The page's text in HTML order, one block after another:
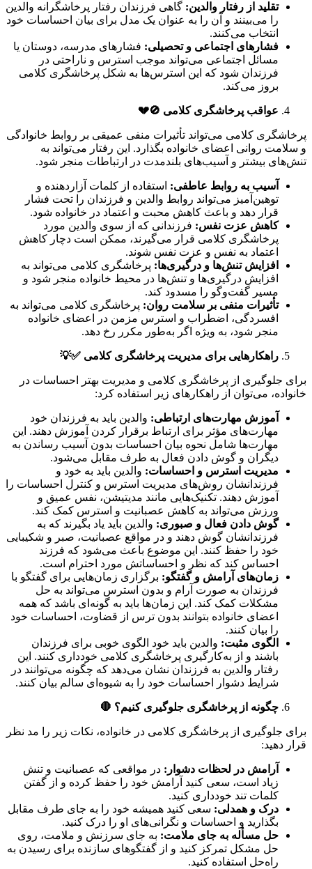
تقلید از رفتار والدین: گاهی فرزندان رفتار پرخاشگرانه والدین
را می‌بینند و آن را به عنوان یک مدل برای بیان احساسات خود
انتخاب می‌کنند.
فشارهای اجتماعی و تحصیلی: فشارهای مدرسه، دوستان یا
مسائل اجتماعی می‌تواند موجب استرس و ناراحتی در
فرزندان شود که این استرس‌ها به شکل پرخاشگری کلامی
بروز می‌کند.
عواقب پرخاشگری کلامی 🚫💔
پرخاشگری کلامی می‌تواند تأثیرات منفی عمیقی بر روابط خانوادگی
و سلامت روانی اعضای خانواده بگذارد. این رفتار می‌تواند به
تنش‌های بیشتر و آسیب‌های بلندمدت در ارتباطات منجر شود.
آسیب به روابط عاطفی: استفاده از کلمات آزاردهنده و
توهین‌آمیز می‌تواند روابط والدین و فرزندان را تحت فشار
قرار دهد و باعث کاهش محبت و اعتماد در خانواده شود.
کاهش عزت نفس: فرزندانی که از سوی والدین مورد
پرخاشگری کلامی قرار می‌گیرند، ممکن است دچار کاهش
اعتماد به نفس و عزت نفس شوند.
افزایش تنش‌ها و درگیری‌ها: پرخاشگری کلامی می‌تواند به
افزایش درگیری‌ها و تنش‌ها در محیط خانواده منجر شود و
مسیر گفت‌وگو را مسدود کند.
تأثیرات منفی بر سلامت روان: پرخاشگری کلامی می‌تواند به
افسردگی، اضطراب و استرس مزمن در اعضای خانواده
منجر شود، به ویژه اگر به‌طور مکرر رخ دهد.
راهکارهایی برای مدیریت پرخاشگری کلامی ✅💡
برای جلوگیری از پرخاشگری کلامی و مدیریت بهتر احساسات در
خانواده، می‌توان از راهکارهای زیر استفاده کرد:
آموزش مهارت‌های ارتباطی: والدین باید به فرزندان خود
مهارت‌های مؤثر برای ارتباط برقرار کردن آموزش دهند. این
مهارت‌ها شامل نحوه بیان احساسات بدون آسیب رساندن به
دیگران و گوش دادن فعال به طرف مقابل می‌شود.
مدیریت استرس و احساسات: والدین باید به خود و
فرزندانشان روش‌های مدیریت استرس و کنترل احساسات را
آموزش دهند. تکنیک‌هایی مانند مدیتیشن، نفس عمیق و
ورزش می‌تواند به کاهش عصبانیت و استرس کمک کند.
گوش دادن فعال و صبوری: والدین باید یاد بگیرند که به
فرزندانشان گوش دهند و در مواقع عصبانیت، صبر و شکیبایی
خود را حفظ کنند. این موضوع باعث می‌شود که فرزند
احساس کند که نظر و احساساتش مورد احترام است.
زمان‌های آرامش و گفتگو: برگزاری زمان‌هایی برای گفتگو با
فرزندان به صورت آرام و بدون استرس می‌تواند به حل
مشکلات کمک کند. این زمان‌ها باید به گونه‌ای باشد که همه
اعضای خانواده بتوانند بدون ترس از قضاوت، احساسات خود
را بیان کنند.
الگوی مثبت: والدین باید خود الگوی خوبی برای فرزندان
باشند و از به‌کارگیری پرخاشگری کلامی خودداری کنند. این
رفتار والدین به فرزندان نشان می‌دهد که چگونه می‌توانند در
شرایط دشوار احساسات خود را به شیوه‌ای سالم بیان کنند.
چگونه از پرخاشگری جلوگیری کنیم؟ 🛑
برای جلوگیری از پرخاشگری کلامی در خانواده، نکات زیر را مد نظر
قرار دهید:
آرامش در لحظات دشوار : در مواقعی که عصبانیت و تنش
زیاد است، سعی کنید آرامش خود را حفظ کرده و از گفتن
کلمات تند خودداری کنید.
درک و همدلی: سعی کنید همیشه خود را به جای طرف مقابل
بگذارید و احساسات و نگرانی‌های او را درک کنید.
حل مسأله به جای ملامت: به جای سرزنش و ملامت، روی
حل مشکل تمرکز کنید و از گفتگوهای سازنده برای رسیدن به
راه‌حل استفاده کنید.